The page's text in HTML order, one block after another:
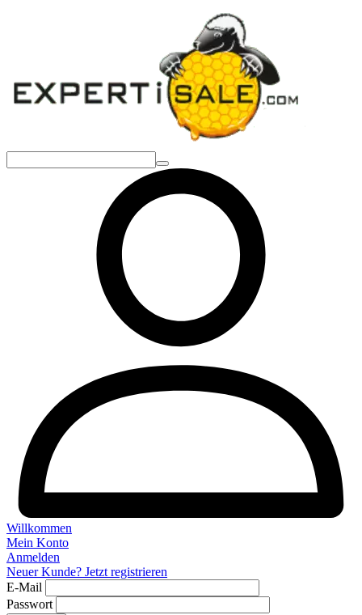
Willkommen
Mein Konto
Anmelden
Neuer Kunde? Jetzt registrieren
E-Mail
Passwort